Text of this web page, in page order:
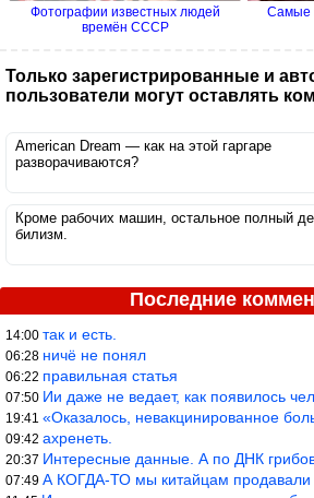
Фотографии известных людей
времён СССР
Самые
Только зарегистрированные и
пользователи могут оставлять
American Dream — как на этой гаргаре
разворачиваются?
Кроме рабочих машин, остальное полный де
билизм.
Последние
14:00 так и есть.
06:28 ничё не понял
06:22 правильная статья
07:50 Ии даже не ведает, как появилось
19:41 «Оказалось, невакцинированное
09:42 ахренеть.
20:37 Интересные данные. А по ДНК грибов,
07:49 А КОГДА-ТО мы китайцам продавали